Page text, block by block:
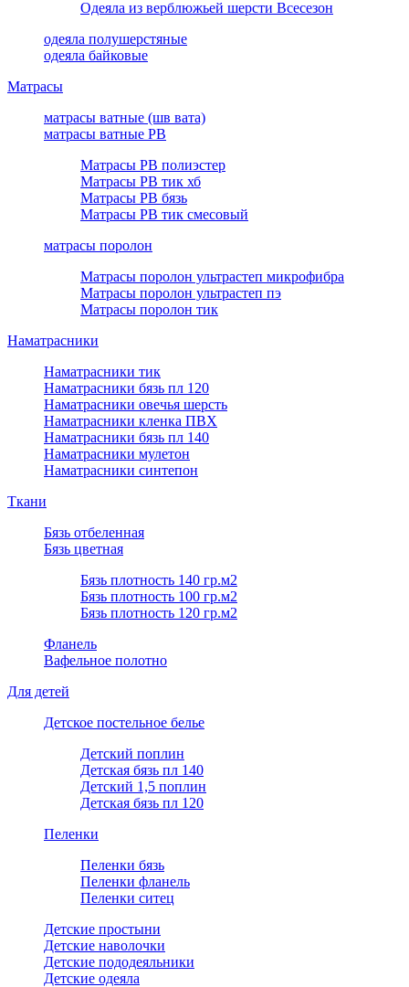
Одеяла из верблюжьей шерсти Всесезон
одеяла полушерстяные
одеяла байковые
Матрасы
матрасы ватные (шв вата)
матрасы ватные РВ
Матрасы РВ полиэстер
Матрасы РВ тик хб
Матрасы РВ бязь
Матрасы РВ тик смесовый
матрасы поролон
Матрасы поролон ультрастеп микрофибра
Матрасы поролон ультрастеп пэ
Матрасы поролон тик
Наматрасники
Наматрасники тик
Наматрасники бязь пл 120
Наматрасники овечья шерсть
Наматрасники кленка ПВХ
Наматрасники бязь пл 140
Наматрасники мулетон
Наматрасники синтепон
Ткани
Бязь отбеленная
Бязь цветная
Бязь плотность 140 гр.м2
Бязь плотность 100 гр.м2
Бязь плотность 120 гр.м2
Фланель
Вафельное полотно
Для детей
Детское постельное белье
Детский поплин
Детская бязь пл 140
Детский 1,5 поплин
Детская бязь пл 120
Пеленки
Пеленки бязь
Пеленки фланель
Пеленки ситец
Детские простыни
Детские наволочки
Детские пододеяльники
Детские одеяла